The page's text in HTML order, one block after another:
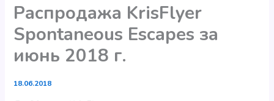
Распродажа KrisFlyer
Spontaneous Escapes за
июнь 2018 г.
18.06.2018